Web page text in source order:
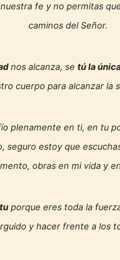
fe y no permitas
caminos del Señor.
nos alcanza, se tú la
cuerpo para alcanzar la
plenamente en ti, en tu
seguro estoy que
obras en mi vida y
porque eres toda la
y hacer frente a los